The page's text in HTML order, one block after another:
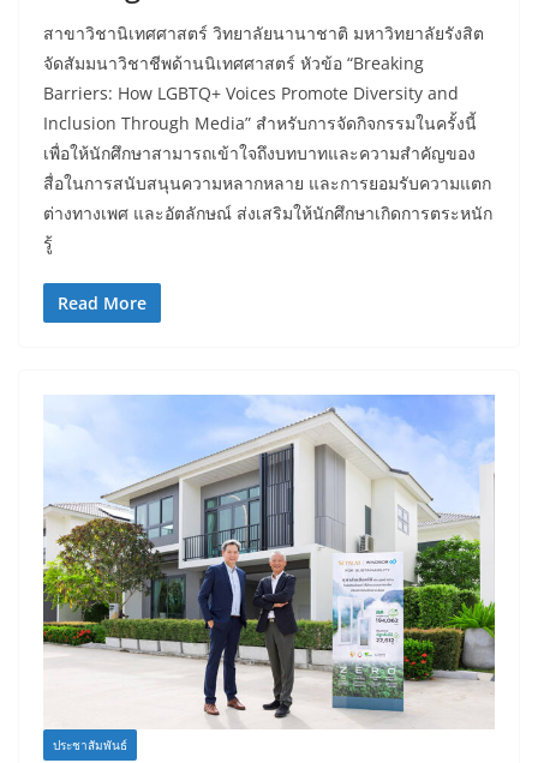
สาขาวิชานิเทศศาสตร์ วิทยาลัยนานาชาติ มหาวิทยาลัยรังสิต
จัดสัมมนาวิชาชีพด้านนิเทศศาสตร์ หัวข้อ “Breaking
Barriers: How LGBTQ+ Voices Promote Diversity and
Inclusion Through Media” สำหรับการจัดกิจกรรมในครั้งนี้
เพื่อให้นักศึกษาสามารถเข้าใจถึงบทบาทและความสำคัญของ
สื่อในการสนับสนุนความหลากหลาย และการยอมรับความแตก
ต่างทางเพศ และอัตลักษณ์ ส่งเสริมให้นักศึกษาเกิดการตระหนัก
รู้
Read More
ประชาสัมพันธ์